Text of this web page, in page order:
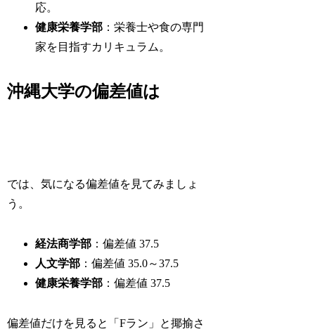
応。
健康栄養学部 ：栄養士や食の専門
家を目指すカリキュラム。
沖縄大学の偏差値は
では、気になる偏差値を見てみましょ
う。
経法商学部 ：偏差値 37.5
人文学部 ：偏差値 35.0～37.5
健康栄養学部 ：偏差値 37.5
偏差値だけを見ると「Fラン」と揶揄さ